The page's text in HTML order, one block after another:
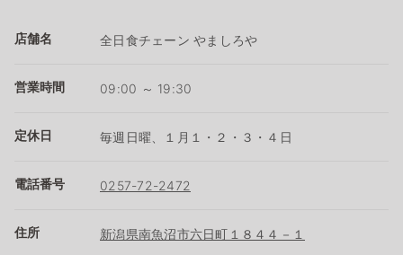
店舗名 全日食チェーン やましろや
営業時間 09:00 ～ 19:30
定休日 毎週日曜、１月１・２・３・４日
電話番号 0257-72-2472
住所 新潟県南魚沼市六日町１８４４－１